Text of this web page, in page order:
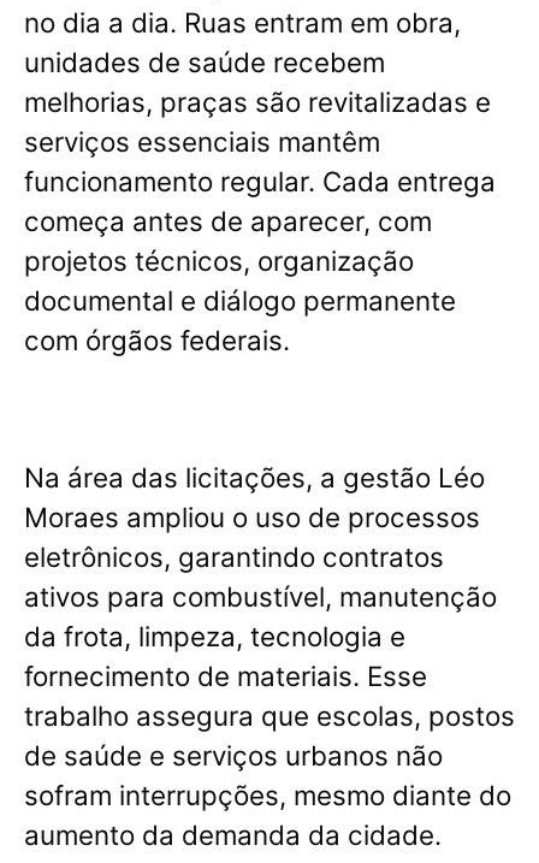
no dia a dia. Ruas entram em obra,
unidades de saúde recebem
melhorias, praças são revitalizadas e
serviços essenciais mantêm
funcionamento regular. Cada entrega
começa antes de aparecer, com
projetos técnicos, organização
documental e diálogo permanente
com órgãos federais.
Na área das licitações, a gestão Léo
Moraes ampliou o uso de processos
eletrônicos, garantindo contratos
ativos para combustível, manutenção
da frota, limpeza, tecnologia e
fornecimento de materiais. Esse
trabalho assegura que escolas, postos
de saúde e serviços urbanos não
sofram interrupções, mesmo diante do
aumento da demanda da cidade.